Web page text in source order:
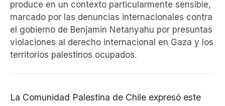
produce en un contexto particularmente sensible,
marcado por las denuncias internacionales contra
el gobierno de Benjamin Netanyahu por presuntas
violaciones al derecho internacional en Gaza y los
territorios palestinos ocupados.
La Comunidad Palestina de Chile expresó este